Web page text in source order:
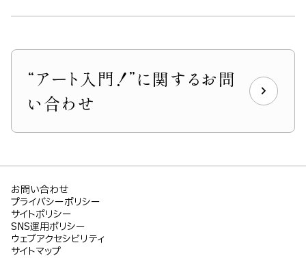
“アート入門！”に関するお問
い合わせ
お問い合わせ
プライバシーポリシー
サイトポリシー
SNS運用ポリシー
ウェブアクセシビリティ
サイトマップ